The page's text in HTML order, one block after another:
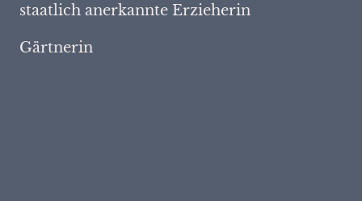
staatlich anerkannte Erzieherin
Gärtnerin